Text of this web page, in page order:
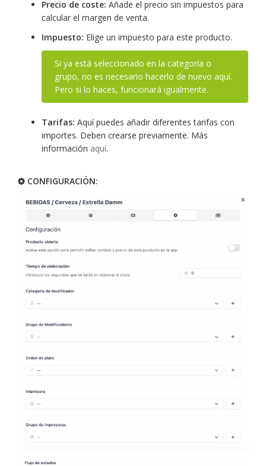
Precio de coste: Añade el precio sin impuestos para
calcular el margen de venta.
Impuesto: Elige un impuesto para este producto.
Si ya está seleccionado en la categoría o
grupo, no es necesario hacerlo de nuevo aquí.
Pero si lo haces, funcionará igualmente.
Tarifas: Aquí puedes añadir diferentes tarifas con
importes. Deben crearse previamente. Más
información aquí.
CONFIGURACIÓN: